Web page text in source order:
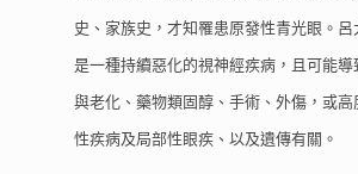
史、家族史，才知罹患原發性青光眼。
是一種持續惡化的視神經疾病，且可能導
與老化、藥物類固醇、手術、外傷，或高
性疾病及局部性眼疾、以及遺傳有關。